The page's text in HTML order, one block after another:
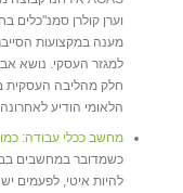
מענה במקצועות
למגזר העסקי. נושא
הלאומי הודיע
מחשב ככלי עבודה:
כשמדובר במחשבים
להיות איטי, לפעמים